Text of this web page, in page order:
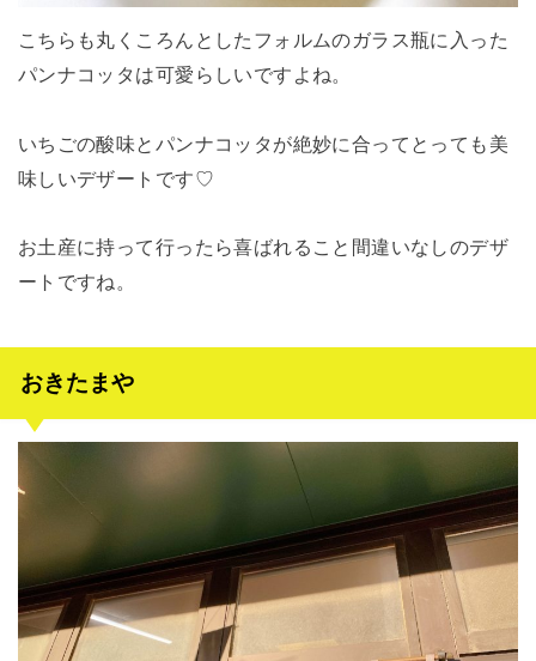
こちらも丸くころんとしたフォルムのガラス瓶に入った
パンナコッタは可愛らしいですよね。
いちごの酸味とパンナコッタが絶妙に合ってとっても美
味しいデザートです♡
お土産に持って行ったら喜ばれること間違いなしのデザ
ートですね。
おきたまや